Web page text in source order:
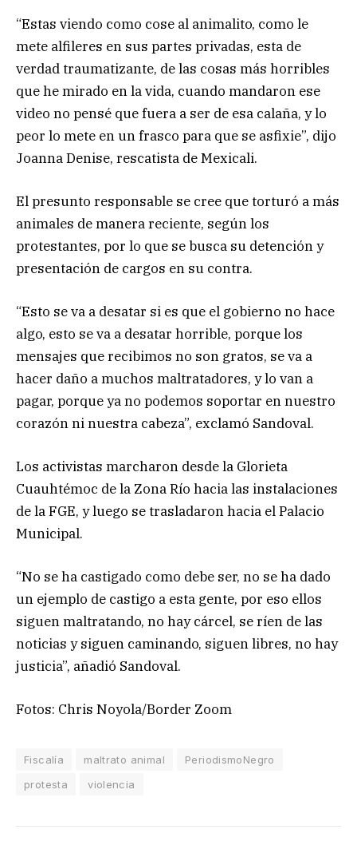
“Estas viendo como cose al animalito, como le
mete alfileres en sus partes privadas, esta de
verdad traumatizante, de las cosas más horribles
que he mirado en la vida, cuando mandaron ese
video no pensé que fuera a ser de esa calaña, y lo
peor lo mete en un frasco para que se asfixie”, dijo
Joanna Denise, rescatista de Mexicali.
El presunto responsable se cree que torturó a más
animales de manera reciente, según los
protestantes, por lo que se busca su detención y
presentación de cargos en su contra.
“Esto se va a desatar si es que el gobierno no hace
algo, esto se va a desatar horrible, porque los
mensajes que recibimos no son gratos, se va a
hacer daño a muchos maltratadores, y lo van a
pagar, porque ya no podemos soportar en nuestro
corazón ni nuestra cabeza”, exclamó Sandoval.
Los activistas marcharon desde la Glorieta
Cuauhtémoc de la Zona Río hacia las instalaciones
de la FGE, y luego se trasladaron hacia el Palacio
Municipal.
“No se ha castigado como debe ser, no se ha dado
un ejemplo de castigo a esta gente, por eso ellos
siguen maltratando, no hay cárcel, se ríen de las
noticias y siguen caminando, siguen libres, no hay
justicia”, añadió Sandoval.
Fotos: Chris Noyola/Border Zoom
Fiscalía maltrato animal
PeriodismoNegro
protesta
violencia